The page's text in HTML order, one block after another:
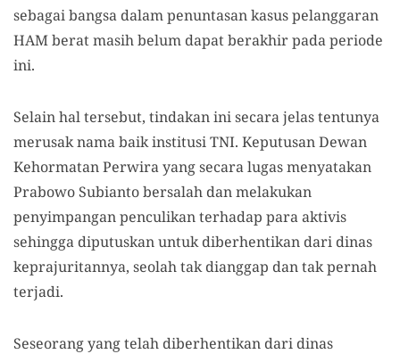
sebagai bangsa dalam penuntasan kasus pelanggaran
HAM berat masih belum dapat berakhir pada periode
ini.
Selain hal tersebut, tindakan ini secara jelas tentunya
merusak nama baik institusi TNI. Keputusan Dewan
Kehormatan Perwira yang secara lugas menyatakan
Prabowo Subianto bersalah dan melakukan
penyimpangan penculikan terhadap para aktivis
sehingga diputuskan untuk diberhentikan dari dinas
keprajuritannya, seolah tak dianggap dan tak pernah
terjadi.
Seseorang yang telah diberhentikan dari dinas